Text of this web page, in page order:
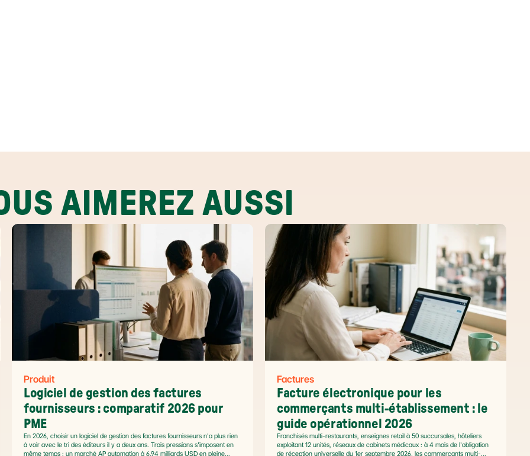
AIMEREZ AUSSI
Produit
Logiciel de gestion des factures
fournisseurs : comparatif 2026 pour
PME
En 2026, choisir un logiciel de gestion des factures fournisseurs n'a plus rien
à voir avec le tri des éditeurs il y a deux ans. Trois pressions s'imposent en
même temps : un marché AP automation à 6,94 milliards USD en pleine
Factures
Facture électronique pour les
commerçants multi-établissement : le
guide opérationnel 2026
Franchisés multi-restaurants, enseignes retail à 50 succursales, hôteliers
exploitant 12 unités, réseaux de cabinets médicaux : à 4 mois de l'obligation
de réception universelle du 1er septembre 2026, les commerçants multi-